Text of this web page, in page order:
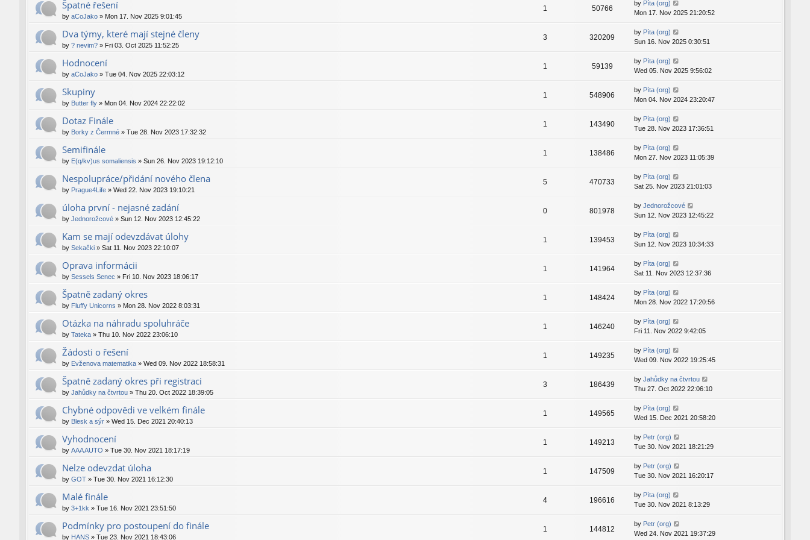
Špatné řešení
by aCoJako » Mon 17. Nov 2025 9:01:45
1 50766
by Píta (org)
Mon 17. Nov 2025 21:20:52
Dva týmy, které mají stejné členy
by ? nevim? » Fri 03. Oct 2025 11:52:25
3 320209
by Píta (org)
Sun 16. Nov 2025 0:30:51
Hodnocení
by aCoJako » Tue 04. Nov 2025 22:03:12
1 59139
by Píta (org)
Wed 05. Nov 2025 9:56:02
Skupiny
by Butter fly » Mon 04. Nov 2024 22:22:02
1 548906
by Píta (org)
Mon 04. Nov 2024 23:20:47
Dotaz Finále
by Borky z Čermné » Tue 28. Nov 2023 17:32:32
1 143490
by Píta (org)
Tue 28. Nov 2023 17:36:51
Semifinále
by E(q/kv)us somaliensis » Sun 26. Nov 2023 19:12:10
1 138486
by Píta (org)
Mon 27. Nov 2023 11:05:39
Nespolupráce/přidání nového člena
by Prague4Life » Wed 22. Nov 2023 19:10:21
5 470733
by Píta (org)
Sat 25. Nov 2023 21:01:03
úloha první - nejasné zadání
by Jednorožcové » Sun 12. Nov 2023 12:45:22
0 801978
by Jednorožcové
Sun 12. Nov 2023 12:45:22
Kam se mají odevzdávat úlohy
by Sekački » Sat 11. Nov 2023 22:10:07
1 139453
by Píta (org)
Sun 12. Nov 2023 10:34:33
Oprava informácii
by Sessels Senec » Fri 10. Nov 2023 18:06:17
1 141964
by Píta (org)
Sat 11. Nov 2023 12:37:36
Špatně zadaný okres
by Fluffy Unicorns » Mon 28. Nov 2022 8:03:31
1 148424
by Píta (org)
Mon 28. Nov 2022 17:20:56
Otázka na náhradu spoluhráče
by Tateka » Thu 10. Nov 2022 23:06:10
1 146240
by Píta (org)
Fri 11. Nov 2022 9:42:05
Žádosti o řešení
by Evženova matematika » Wed 09. Nov 2022 18:58:31
1 149235
by Píta (org)
Wed 09. Nov 2022 19:25:45
Špatně zadaný okres při registraci
by Jahůdky na čtvrtou » Thu 20. Oct 2022 18:39:05
3 186439
by Jahůdky na čtvrtou
Thu 27. Oct 2022 22:06:10
Chybné odpovědi ve velkém finále
by Blesk a sýr » Wed 15. Dec 2021 20:40:13
1 149565
by Píta (org)
Wed 15. Dec 2021 20:58:20
Vyhodnocení
by AAA AUTO » Tue 30. Nov 2021 18:17:19
1 149213
by Petr (org)
Tue 30. Nov 2021 18:21:29
Nelze odevzdat úloha
by GOT » Tue 30. Nov 2021 16:12:30
1 147509
by Petr (org)
Tue 30. Nov 2021 16:20:17
Malé finále
by 3+1kk » Tue 16. Nov 2021 23:51:50
4 196616
by Píta (org)
Tue 30. Nov 2021 8:13:29
Podmínky pro postoupení do finále
by HANS » Tue 23. Nov 2021 18:43:06
1 144812
by Petr (org)
Wed 24. Nov 2021 19:37:29